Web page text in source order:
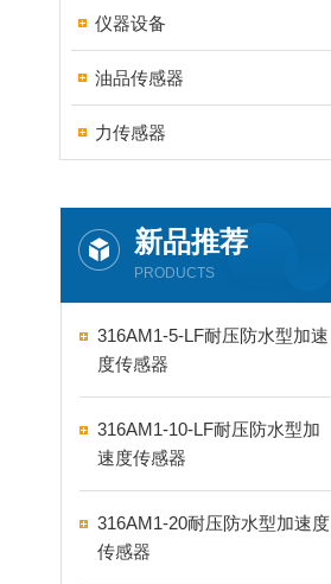
仪器设备
油品传感器
力传感器
新品推荐
PRODUCTS
316AM1-5-LF耐压防水型加速
度传感器
316AM1-10-LF耐压防水型加
速度传感器
316AM1-20耐压防水型加速度
传感器